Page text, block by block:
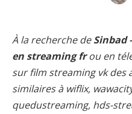
À la recherche deSinbad
en streaming frou en
sur film streaming vk des
similaires à wiflix,
quedustreaming, hds-